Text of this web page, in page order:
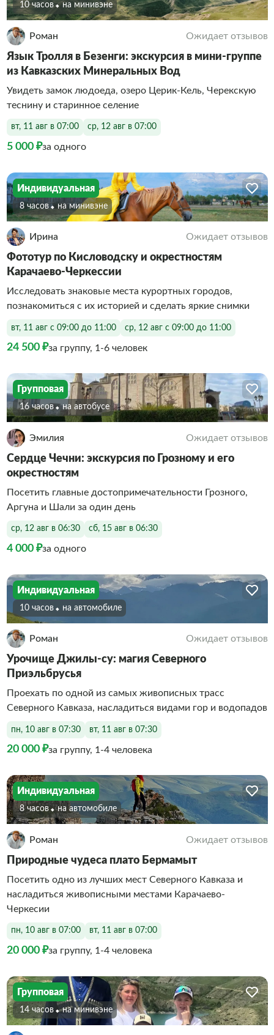
10 часов На минивэне
Роман Ожидает отзывов
Язык Тролля в Безенги: экскурсия в мини-группе
из Кавказских Минеральных Вод
Увидеть замок людоеда, озеро Церик-Кель, Черекскую
теснину и старинное селение
вт, 11 авг в 07:00 ср, 12 авг в 07:00
5 000 ₽за одного
Индивидуальная
8 часов На минивэне
Ирина Ожидает отзывов
Фототур по Кисловодску и окрестностям
Карачаево-Черкессии
Исследовать знаковые места курортных городов,
познакомиться с их историей и сделать яркие снимки
вт, 11 авг с 09:00 до 11:00 ср, 12 авг с 09:00 до 11:00
24 500 ₽за группу, 1-6 человек
Групповая
16 часов На автобусе
Эмилия Ожидает отзывов
Сердце Чечни: экскурсия по Грозному и его
окрестностям
Посетить главные достопримечательности Грозного,
Аргуна и Шали за один день
ср, 12 авг в 06:30 сб, 15 авг в 06:30
4 000 ₽за одного
Индивидуальная
10 часов На автомобиле
Роман Ожидает отзывов
Урочище Джилы-су: магия Северного
Приэльбрусья
Проехать по одной из самых живописных трасс
Северного Кавказа, насладиться видами гор и водопадов
пн, 10 авг в 07:30 вт, 11 авг в 07:30
20 000 ₽за группу, 1-4 человека
Индивидуальная
8 часов На автомобиле
Роман Ожидает отзывов
Природные чудеса плато Бермамыт
Посетить одно из лучших мест Северного Кавказа и
насладиться живописными местами Карачаево-
Черкесии
пн, 10 авг в 07:00 вт, 11 авг в 07:00
20 000 ₽за группу, 1-4 человека
Групповая
14 часов На минивэне